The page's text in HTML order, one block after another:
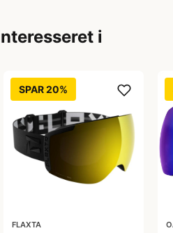
i
SPAR 20%
FLAXTA